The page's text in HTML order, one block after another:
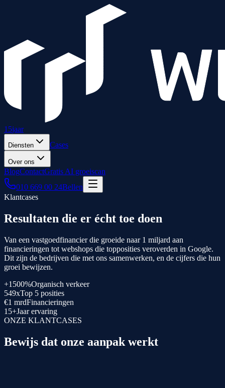
15jaar
Diensten Cases
Over ons
BlogContactGratis AI groeiscan
010 669 00 24Bellen
Klantcases
Resultaten die er écht toe doen
Van een vastgoedfinancier die groeide naar 1 miljard aan
financieringen tot webshops die topposities veroverden in Google.
Dit zijn de bedrijven die met ons samenwerken, en de cijfers die hun
groei bewijzen.
+1500%Organisch verkeer
549xTop 5 posities
€1 mrdFinancieringen
15+Jaar ervaring
ONZE KLANTCASES
Bewijs dat onze aanpak werkt